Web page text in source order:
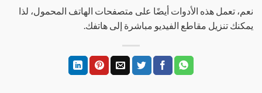
نعم، تعمل هذه الأدوات أيضًا على متصفحات الهاتف المحمول، لذا
يمكنك تنزيل مقاطع الفيديو مباشرة إلى هاتفك.